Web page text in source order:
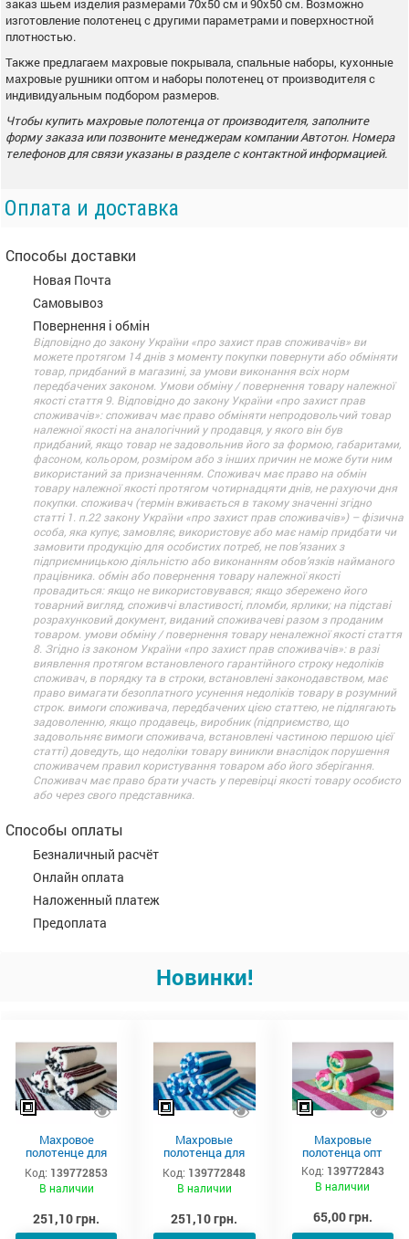
заказ шьем изделия размерами 70х50 см и 90х50 см. Возможно
изготовление полотенец с другими параметрами и поверхностной
плотностью.
Также предлагаем махровые покрывала, спальные наборы, кухонные
махровые рушники оптом и наборы полотенец от производителя с
индивидуальным подбором размеров.
Чтобы купить махровые полотенца от производителя, заполните
форму заказа или позвоните менеджерам компании Автотон. Номера
телефонов для связи указаны в разделе с контактной информацией.
Оплата и доставка
Способы доставки
Новая Почта
Самовывоз
Повернення і обмін
Відповідно до закону України «про захист прав споживачів» ви
можете протягом 14 днів з моменту покупки повернути або обміняти
товар, придбаний в магазині, за умови виконання всіх норм
передбачених законом. Умови обміну / повернення товару належної
якості стаття 9. Відповідно до закону України «про захист прав
споживачів»: споживач має право обміняти непродовольчий товар
належної якості на аналогічний у продавця, у якого він був
придбаний, якщо товар не задовольнив його за формою, габаритами,
фасоном, кольором, розміром або з інших причин не може бути ним
використаний за призначенням. Споживач має право на обмін
товару належної якості протягом чотирнадцяти днів, не рахуючи дня
покупки. споживач (термін вживається в такому значенні згідно
статті 1. п.22 закону України «про захист прав споживачів») – фізична
особа, яка купує, замовляє, використовує або має намір придбати чи
замовити продукцію для особистих потреб, не пов’язаних з
підприємницькою діяльністю або виконанням обов’язків найманого
працівника. обмін або повернення товару належної якості
провадиться: якщо не використовувався; якщо збережено його
товарний вигляд, споживчі властивості, пломби, ярлики; на підставі
розрахунковий документ, виданий споживачеві разом з проданим
товаром. умови обміну / повернення товару неналежної якості стаття
8. Згідно із законом України «про захист прав споживачів»: в разі
виявлення протягом встановленого гарантійного строку недоліків
споживач, в порядку та в строки, встановлені законодавством, має
право вимагати безоплатного усунення недоліків товару в розумний
строк. вимоги споживача, передбачених цією статтею, не підлягають
задоволенню, якщо продавець, виробник (підприємство, що
задовольняє вимоги споживача, встановлені частиною першою цієї
статті) доведуть, що недоліки товару виникли внаслідок порушення
споживачем правил користування товаром або його зберігання.
Споживач має право брати участь у перевірці якості товару особисто
або через свого представника.
Способы оплаты
Безналичный расчёт
Онлайн оплата
Наложенный платеж
Предоплата
Новинки!
Махровое
полотенце для
тела 150х90 см
Код: 139772853
В наличии
251,10 грн.
Махровые
полотенца для
тела –
производитель
Аватон
Код: 139772848
В наличии
251,10 грн.
Махровые
полотенца опт
Код: 139772843
В наличии
65,00 грн.